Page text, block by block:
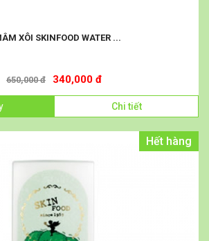
XÔI SKINFOOD WATER ...
650,000 đ 340,000 đ
Chi tiết
Hết hàng